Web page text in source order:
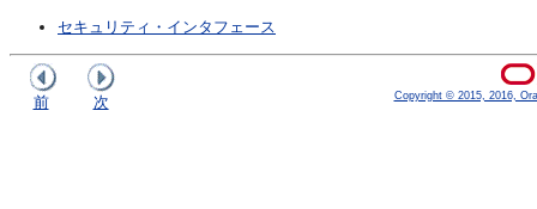
セキュリティ・インタフェース
前 次 Copyright © 2015, 2016,